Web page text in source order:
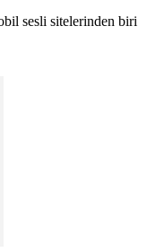
sesli sitelerinden biri